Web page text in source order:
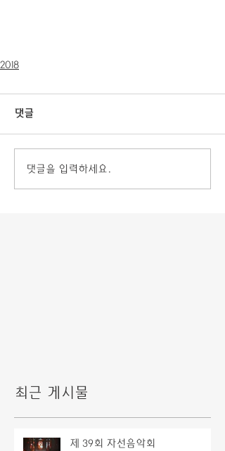
2018
댓글
댓글을 입력하세요.
최근 게시물
제 39회 자선음악회